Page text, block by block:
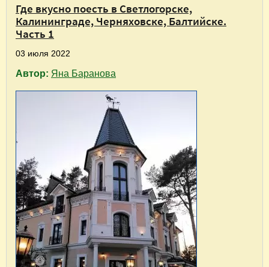
Где вкусно поесть в Светлогорске,
Калининграде, Черняховске, Балтийске.
Часть 1
03 июля 2022
Автор: Яна Баранова